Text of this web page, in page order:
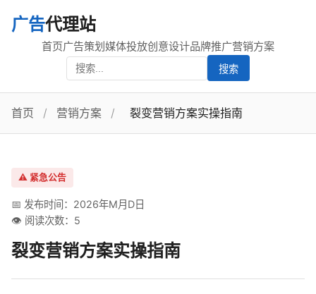
广告代理站
首页广告策划媒体投放创意设计品牌推广营销方案
搜索
首页 / 营销方案 / 裂变营销方案实操指南
⚠️ 紧急公告
📅 发布时间：2026年M月D日
👁️ 阅读次数：5
裂变营销方案实操指南